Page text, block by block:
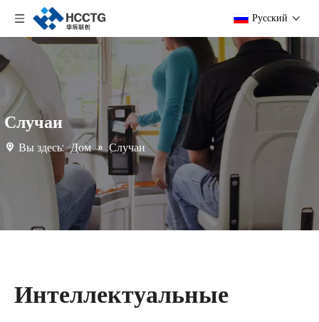
Pусский
Случаи
Вы здесь: Дом » Случаи
Интеллектуальные